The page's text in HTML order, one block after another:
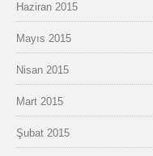
Haziran 2015
Mayıs 2015
Nisan 2015
Mart 2015
Şubat 2015